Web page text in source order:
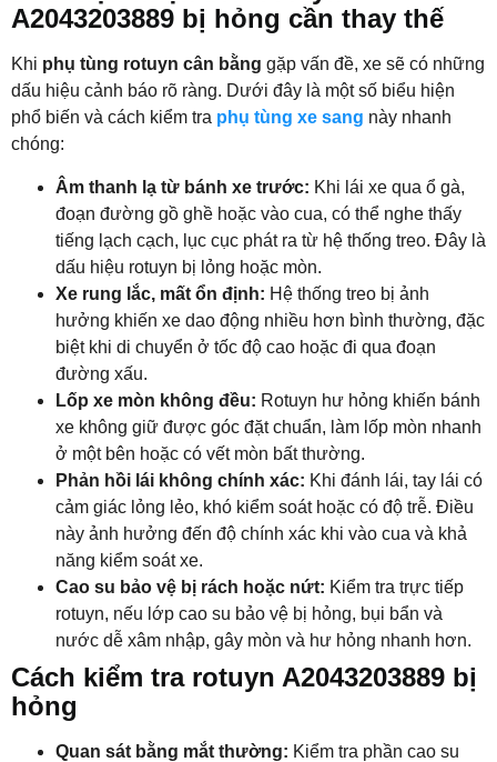
A2043203889 bị hỏng cần thay thế
Khi phụ tùng rotuyn cân bằng gặp vấn đề, xe sẽ có những
dấu hiệu cảnh báo rõ ràng. Dưới đây là một số biểu hiện
phổ biến và cách kiểm tra phụ tùng xe sang này nhanh
chóng:
Âm thanh lạ từ bánh xe trước: Khi lái xe qua ổ gà,
đoạn đường gồ ghề hoặc vào cua, có thể nghe thấy
tiếng lạch cạch, lục cục phát ra từ hệ thống treo. Đây là
dấu hiệu rotuyn bị lỏng hoặc mòn.
Xe rung lắc, mất ổn định: Hệ thống treo bị ảnh
hưởng khiến xe dao động nhiều hơn bình thường, đặc
biệt khi di chuyển ở tốc độ cao hoặc đi qua đoạn
đường xấu.
Lốp xe mòn không đều: Rotuyn hư hỏng khiến bánh
xe không giữ được góc đặt chuẩn, làm lốp mòn nhanh
ở một bên hoặc có vết mòn bất thường.
Phản hồi lái không chính xác: Khi đánh lái, tay lái có
cảm giác lỏng lẻo, khó kiểm soát hoặc có độ trễ. Điều
này ảnh hưởng đến độ chính xác khi vào cua và khả
năng kiểm soát xe.
Cao su bảo vệ bị rách hoặc nứt: Kiểm tra trực tiếp
rotuyn, nếu lớp cao su bảo vệ bị hỏng, bụi bẩn và
nước dễ xâm nhập, gây mòn và hư hỏng nhanh hơn.
Cách kiểm tra rotuyn A2043203889 bị
hỏng
Quan sát bằng mắt thường: Kiểm tra phần cao su